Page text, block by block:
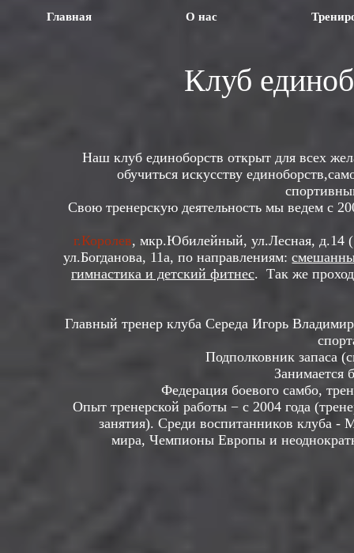
Главная О нас
Клуб
Наш клуб единоборств открыт для всех
обучиться искусству
Свою тренерскую деятельность мы ведем с
г.Королев, мкр.Юбилейный, ул.Лесная, д.14
ул.Богданова, 11а, по направлениям:
гимнастика и детский фитнес. Так же
Главный тренер клуба Середа Игорь
Подполковник запаса
Занимается
Федерация боевого самбо,
Опыт тренерской работы − с 2004 года
занятия). Среди воспитанников
мира, Чемпионы Европы и